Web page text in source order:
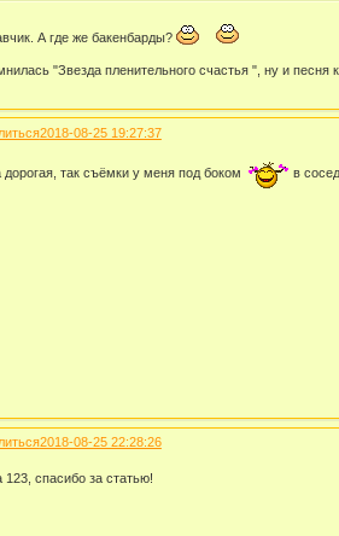
А где же бакенбарды?
"Звезда пленительного счастья ", ну и песня
2018-08-25 19:27:37
так съёмки у меня под боком в
2018-08-25 22:28:26
123, спасибо за статью!